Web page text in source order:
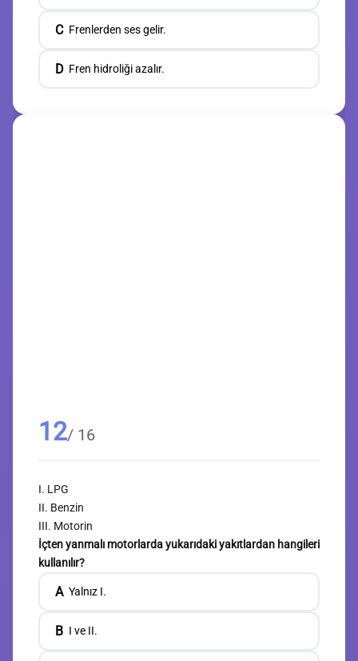
C Frenlerden ses gelir.
D Fren hidroliği azalır.
12/ 16
I. LPG
II. Benzin
III. Motorin
İçten yanmalı motorlarda yukarıdaki yakıtlardan hangileri
kullanılır?
A Yalnız I.
B I ve II.